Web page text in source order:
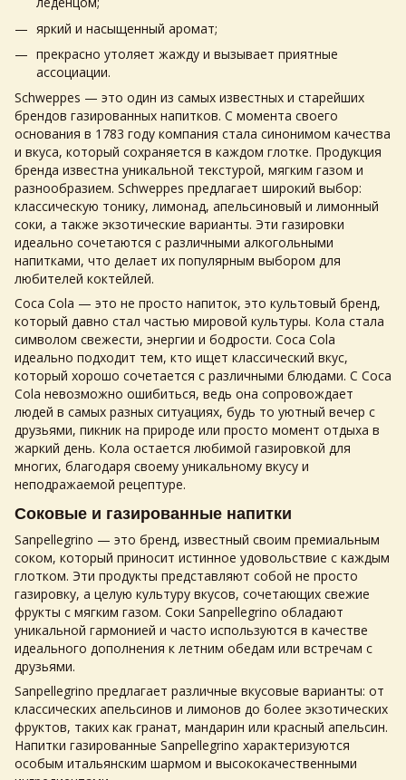
яркий и насыщенный аромат;
прекрасно утоляет жажду и вызывает приятные
ассоциации.
Schweppes — это один из самых известных и старейших
брендов газированных напитков. С момента своего
основания в 1783 году компания стала синонимом качества
и вкуса, который сохраняется в каждом глотке. Продукция
бренда известна уникальной текстурой, мягким газом и
разнообразием. Schweppes предлагает широкий выбор:
классическую тонику, лимонад, апельсиновый и лимонный
соки, а также экзотические варианты. Эти газировки
идеально сочетаются с различными алкогольными
напитками, что делает их популярным выбором для
любителей коктейлей.
Coca Cola — это не просто напиток, это культовый бренд,
который давно стал частью мировой культуры. Кола стала
символом свежести, энергии и бодрости. Coca Cola
идеально подходит тем, кто ищет классический вкус,
который хорошо сочетается с различными блюдами. С Coca
Cola невозможно ошибиться, ведь она сопровождает
людей в самых разных ситуациях, будь то уютный вечер с
друзьями, пикник на природе или просто момент отдыха в
жаркий день. Кола остается любимой газировкой для
многих, благодаря своему уникальному вкусу и
неподражаемой рецептуре.
Соковые и газированные напитки
Sanpellegrino — это бренд, известный своим премиальным
соком, который приносит истинное удовольствие с каждым
глотком. Эти продукты представляют собой не просто
газировку, а целую культуру вкусов, сочетающих свежие
фрукты с мягким газом. Соки Sanpellegrino обладают
уникальной гармонией и часто используются в качестве
идеального дополнения к летним обедам или встречам с
друзьями.
Sanpellegrino предлагает различные вкусовые варианты: от
классических апельсинов и лимонов до более экзотических
фруктов, таких как гранат, мандарин или красный апельсин.
Напитки газированные Sanpellegrino характеризуются
особым итальянским шармом и высококачественными